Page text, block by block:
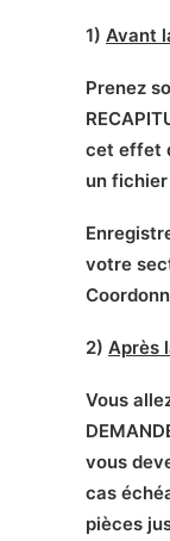
1) Avant
Prenez
cet effet
un fichier
votre
2) Après
Vous
vous
cas
pièces